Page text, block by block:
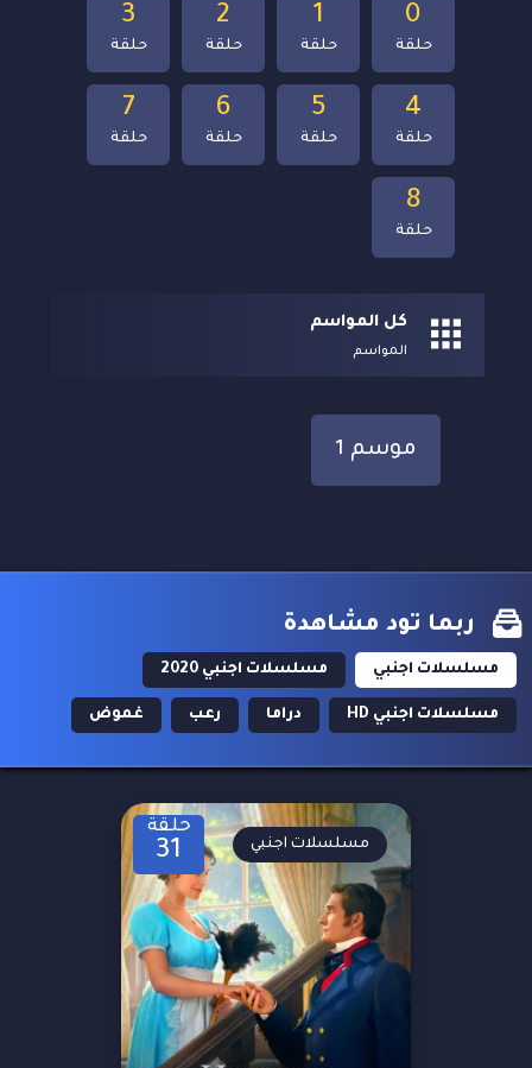
8
حلقة
7
حلقة
6
حلقة
5
حلقة
4
حلقة
3
حلقة
2
حلقة
1
حلقة
0
حلقة
كل المواسم
المواسم
موسم 1
ربما تود مشاهدة
مسلسلات اجنبي مسلسلات اجنبي 2020
مسلسلات اجنبي HD دراما رعب غموض
حلقة
31 مسلسلات اجنبي